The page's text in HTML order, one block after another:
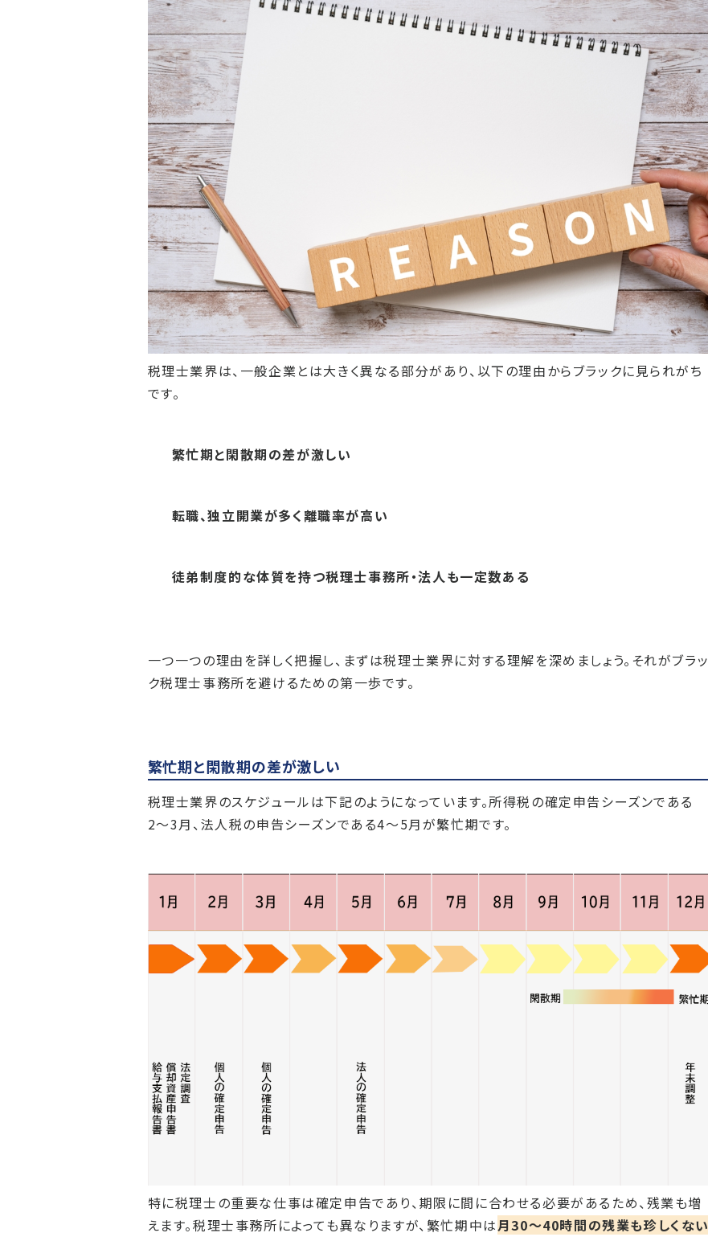
税理士業界は、一般企業とは大きく異なる部分があり、以下の理由からブラックに見られがち
です。
繁忙期と閑散期の差が激しい
転職、独立開業が多く離職率が高い
徒弟制度的な体質を持つ税理士事務所・法人も一定数ある
一つ一つの理由を詳しく把握し、まずは税理士業界に対する理解を深めましょう。それがブラッ
ク税理士事務所を避けるための第一歩です。
繁忙期と閑散期の差が激しい
税理士業界のスケジュールは下記のようになっています。所得税の確定申告シーズンである
2〜3月、法人税の申告シーズンである4〜5月が繁忙期です。
特に税理士の重要な仕事は確定申告であり、期限に間に合わせる必要があるため、残業も増
えます。税理士事務所によっても異なりますが、繁忙期中は月30～40時間の残業も珍しくない